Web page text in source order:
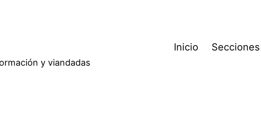
y viandadas
Inicio Secciones